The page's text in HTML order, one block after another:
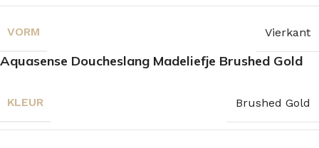
VORM Vierkant
Aquasense Doucheslang Madeliefje Brushed Gold
KLEUR Brushed Gold